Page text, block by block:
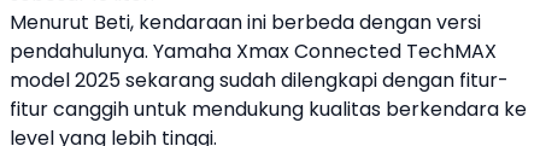
Menurut Beti, kendaraan ini berbeda dengan versi
pendahulunya. Yamaha Xmax Connected TechMAX
model 2025 sekarang sudah dilengkapi dengan fitur-
fitur canggih untuk mendukung kualitas berkendara ke
level yang lebih tinggi.